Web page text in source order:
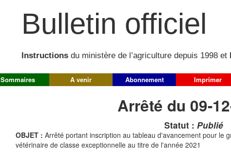
Bulletin officiel
Instructions du ministère de l’agriculture depuis 1998 et
Sommaires A venir Abonnement Imprimer
Arrêté du 09-
Statut : Publié
OBJET : Arrêté portant inscription au tableau d'avancement pour le
vétérinaire de classe exceptionnelle au titre de l'année 2021